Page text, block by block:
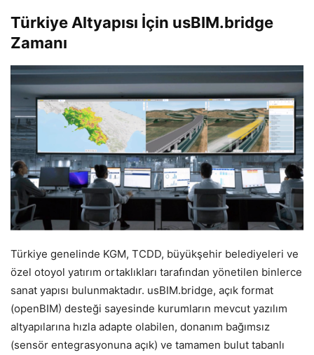
Türkiye Altyapısı İçin usBIM.bridge
Zamanı
Türkiye genelinde KGM, TCDD, büyükşehir belediyeleri ve
özel otoyol yatırım ortaklıkları tarafından yönetilen binlerce
sanat yapısı bulunmaktadır. usBIM.bridge, açık format
(openBIM) desteği sayesinde kurumların mevcut yazılım
altyapılarına hızla adapte olabilen, donanım bağımsız
(sensör entegrasyonuna açık) ve tamamen bulut tabanlı